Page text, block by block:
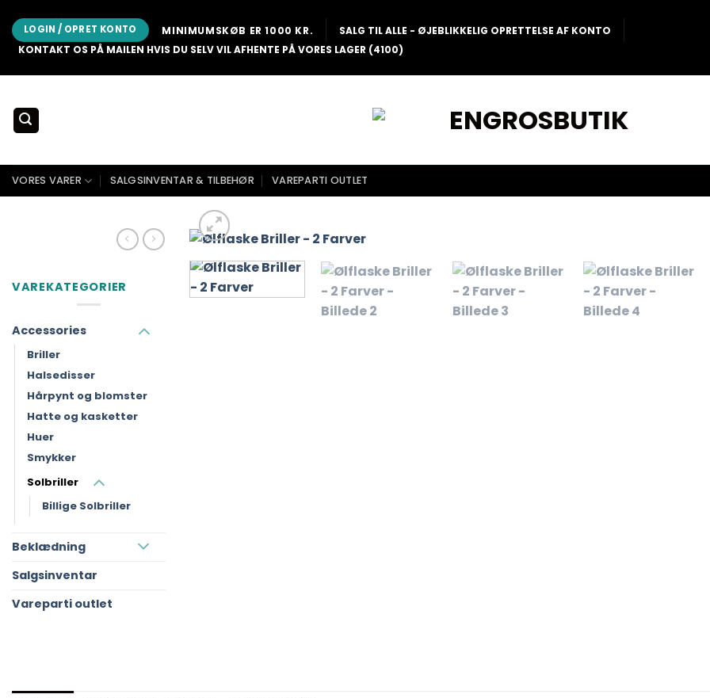
indhold
LOGIN / OPRET KONTO MINIMUMSKØB ER 1000 KR.
SALG TIL ALLE - ØJEBLIKKELIG OPRETTELSE AF KONTO
KONTAKT OS PÅ MAILEN HVIS DU SELV VIL AFHENTE PÅ VORES LAGER (4100)
VORES VARER SALGSINVENTAR & TILBEHØR VAREPARTI OUTLET
VAREKATEGORIER
Accessories
Briller
Halsedisser
Hårpynt og blomster
Hatte og kasketter
Huer
Smykker
Solbriller
Billige Solbriller
Beklædning
Salgsinventar
Vareparti outlet